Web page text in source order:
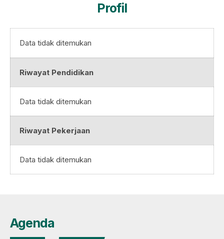
Profil
Data tidak ditemukan
Riwayat Pendidikan
Data tidak ditemukan
Riwayat Pekerjaan
Data tidak ditemukan
Agenda